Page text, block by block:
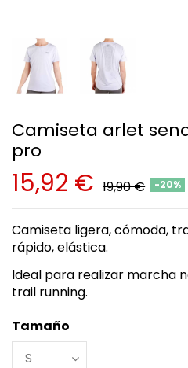
Camiseta arlet
pro
15,92 € 19,90 € -20%
Camiseta ligera, cómoda,
rápido, elástica.
Ideal para realizar marcha
trail running.
Tamaño